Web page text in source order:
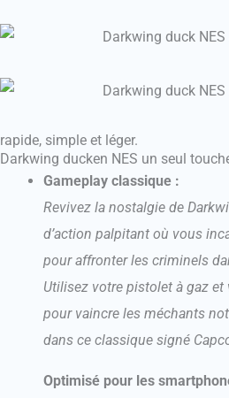
rapide, simple et léger.
Darkwing ducken NES un seul
Gameplay classique :
Revivez la nostalgie de
d’action palpitant où vous
pour affronter les criminels
Utilisez votre pistolet à gaz
pour vaincre les méchants
dans ce classique signé
Optimisé pour les